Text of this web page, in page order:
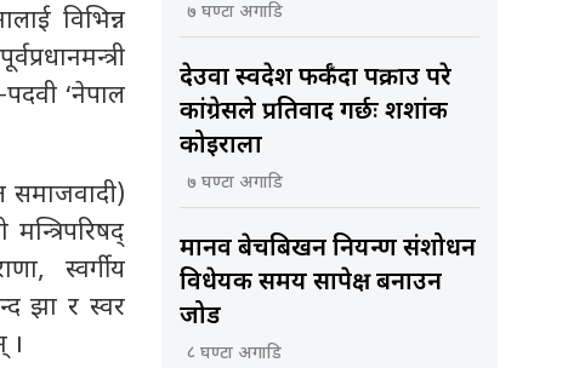
विभिन्न
‘नेपाल
समाजवादी)
स्वर्गीय
झा र स्वर
।
७ घण्टा अगाडि
देउवा स्वदेश फर्कँदा पक्राउ परे
कांग्रेसले प्रतिवाद गर्छः शशांक
कोइराला
७ घण्टा अगाडि
मानव बेचबिखन नियन्त्रण संशोधन
विधेयक समय सापेक्ष बनाउन
जोड
८ घण्टा अगाडि